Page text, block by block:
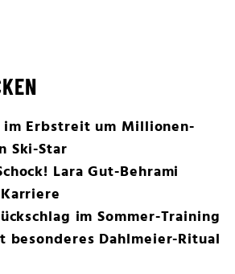
im Erbstreit um Millionen-
Ski-Star
Lara Gut-Behrami
im Sommer-Training
besonderes Dahlmeier-Ritual